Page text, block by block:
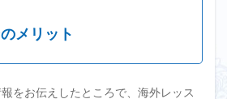
メリット
をお伝えしたところで、海外レッス